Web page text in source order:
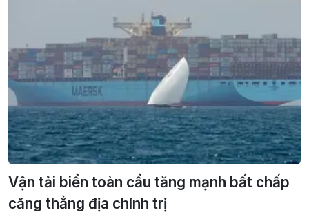
Vận tải biển toàn cầu tăng mạnh bất chấp
căng thẳng địa chính trị